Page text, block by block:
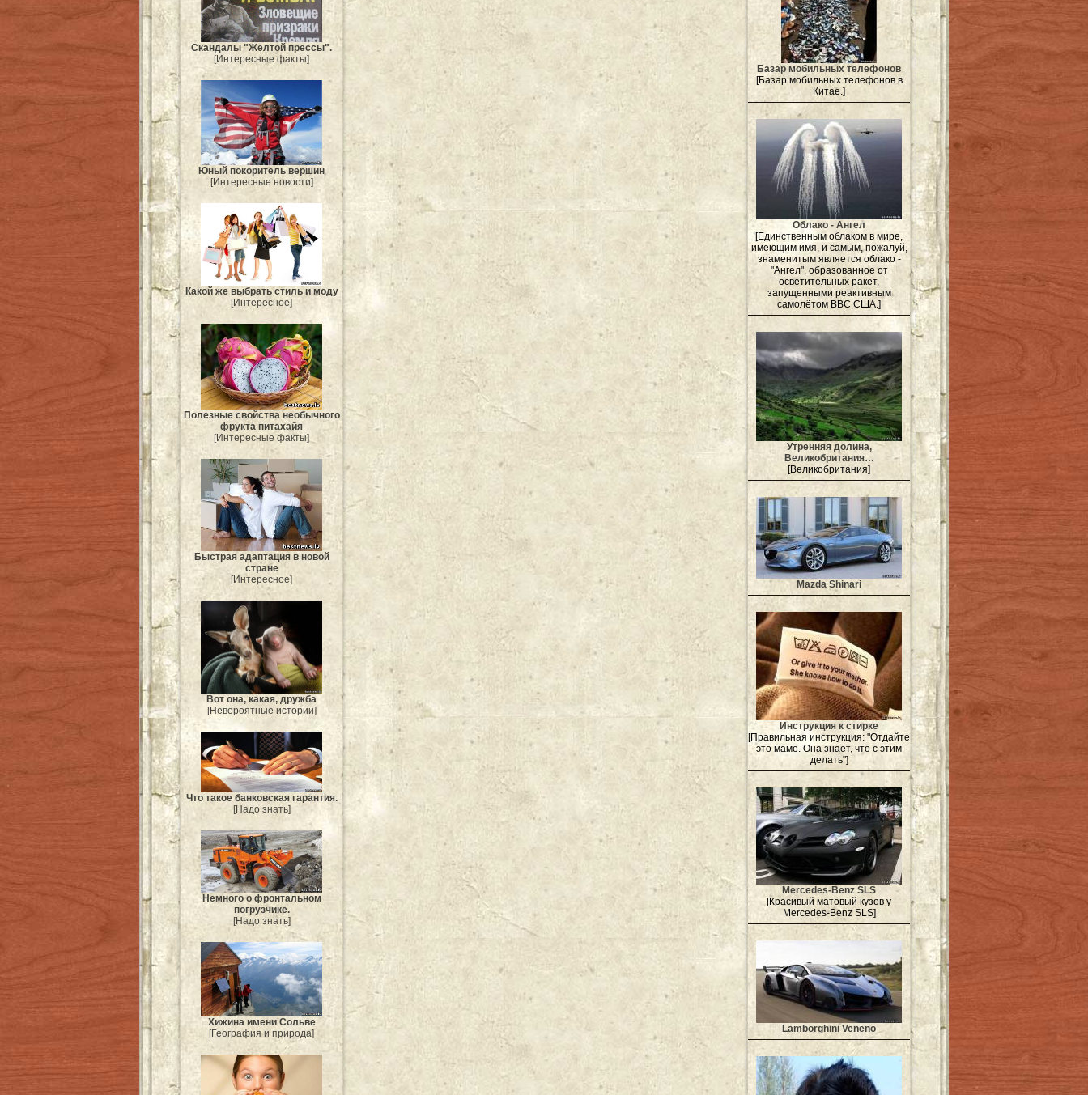
Скандалы "Желтой прессы".
[Интересные факты]
Юный покоритель вершин
[Интересные новости]
Какой же выбрать стиль и моду
[Интересное]
Полезные свойства необычного
фрукта питахайя
[Интересные факты]
Быстрая адаптация в новой
стране
[Интересное]
Вот она, какая, дружба
[Невероятные истории]
Что такое банковская гарантия.
[Надо знать]
Немного о фронтальном
погрузчике.
[Надо знать]
Хижина имени Сольве
[География и природа]
Базар мобильных телефонов
[Базар мобильных телефонов в
Китае.]
Облако - Ангел
[Единственным облаком в мире,
имеющим имя, и самым, пожалуй,
знаменитым является облако -
"Ангел", образованное от
осветительных ракет,
запущенными реактивным
самолётом ВВС США.]
Утренняя долина,
Великобритания…
[Великобритания]
Mazda Shinari
Инструкция к стирке
[Правильная инструкция: "Отдайте
это маме. Она знает, что с этим
делать"]
Mercedes-Benz SLS
[Красивый матовый кузов у
Mercedes-Benz SLS]
Lamborghini Veneno